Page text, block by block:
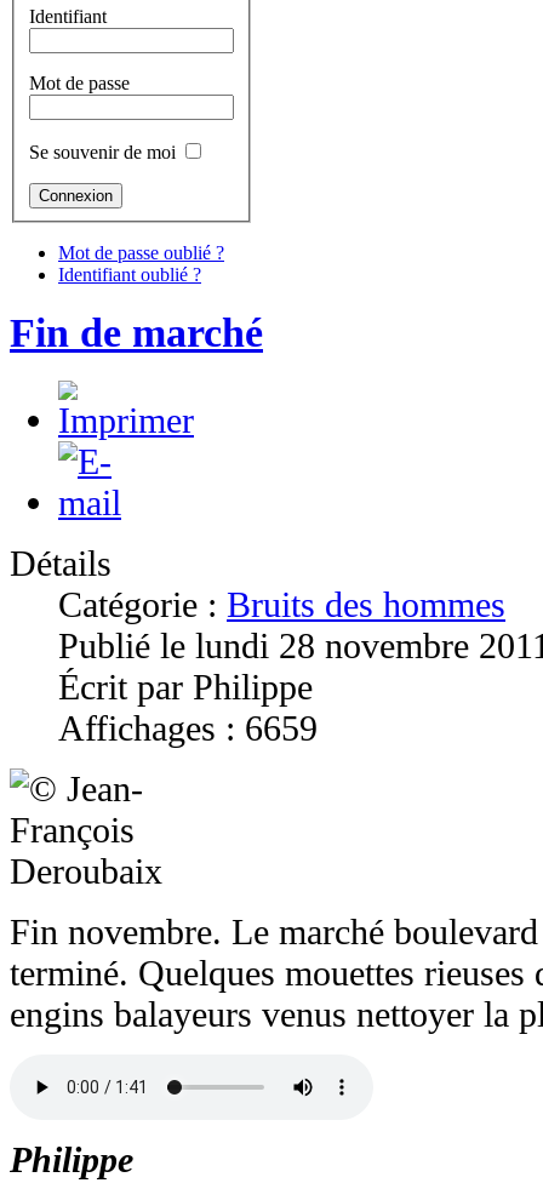
Identifiant
Mot de passe
Se souvenir de moi
Mot de passe oublié ?
Identifiant oublié ?
Fin de marché
Détails
Catégorie : Bruits des hommes
Publié le lundi 28 novembre
Écrit par Philippe
Affichages : 6659
Fin novembre. Le marché
terminé. Quelques mouettes rieuses
engins balayeurs venus nettoyer la
Philippe